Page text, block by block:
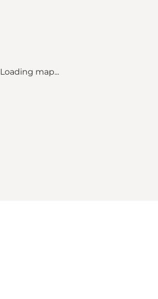
Loading map...